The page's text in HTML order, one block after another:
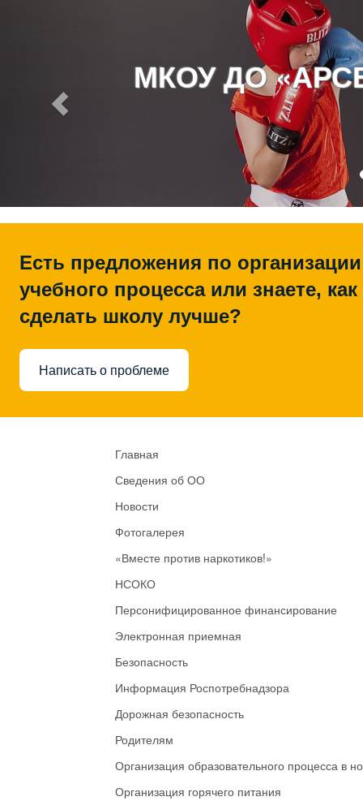
МКОУ ДО
Есть предложения по организации
учебного процесса или знаете, как
сделать школу лучше?
Написать о проблеме
Главная
Сведения об ОО
Новости
Фотогалерея
«Вместе против наркотиков!»
НСОКО
Персонифицированное финансирование
Электронная приемная
Безопасность
Информация Роспотребнадзора
Дорожная безопасность
Родителям
Организация образовательного процесса в
Организация горячего питания